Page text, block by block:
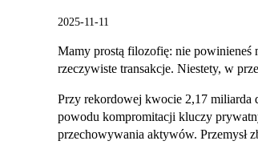
2025-11-11
Mamy prostą filozofię: nie powinieneś
rzeczywiste transakcje. Niestety, w
Przy rekordowej kwocie 2,17 miliarda
powodu kompromitacji kluczy
przechowywania aktywów. Przemysł